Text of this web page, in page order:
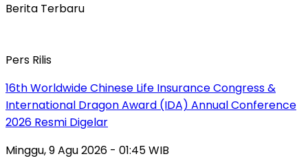
Berita Terbaru
Pers Rilis
16th Worldwide Chinese Life Insurance Congress &
International Dragon Award (IDA) Annual Conference
2026 Resmi Digelar
Minggu, 9 Agu 2026 - 01:45 WIB